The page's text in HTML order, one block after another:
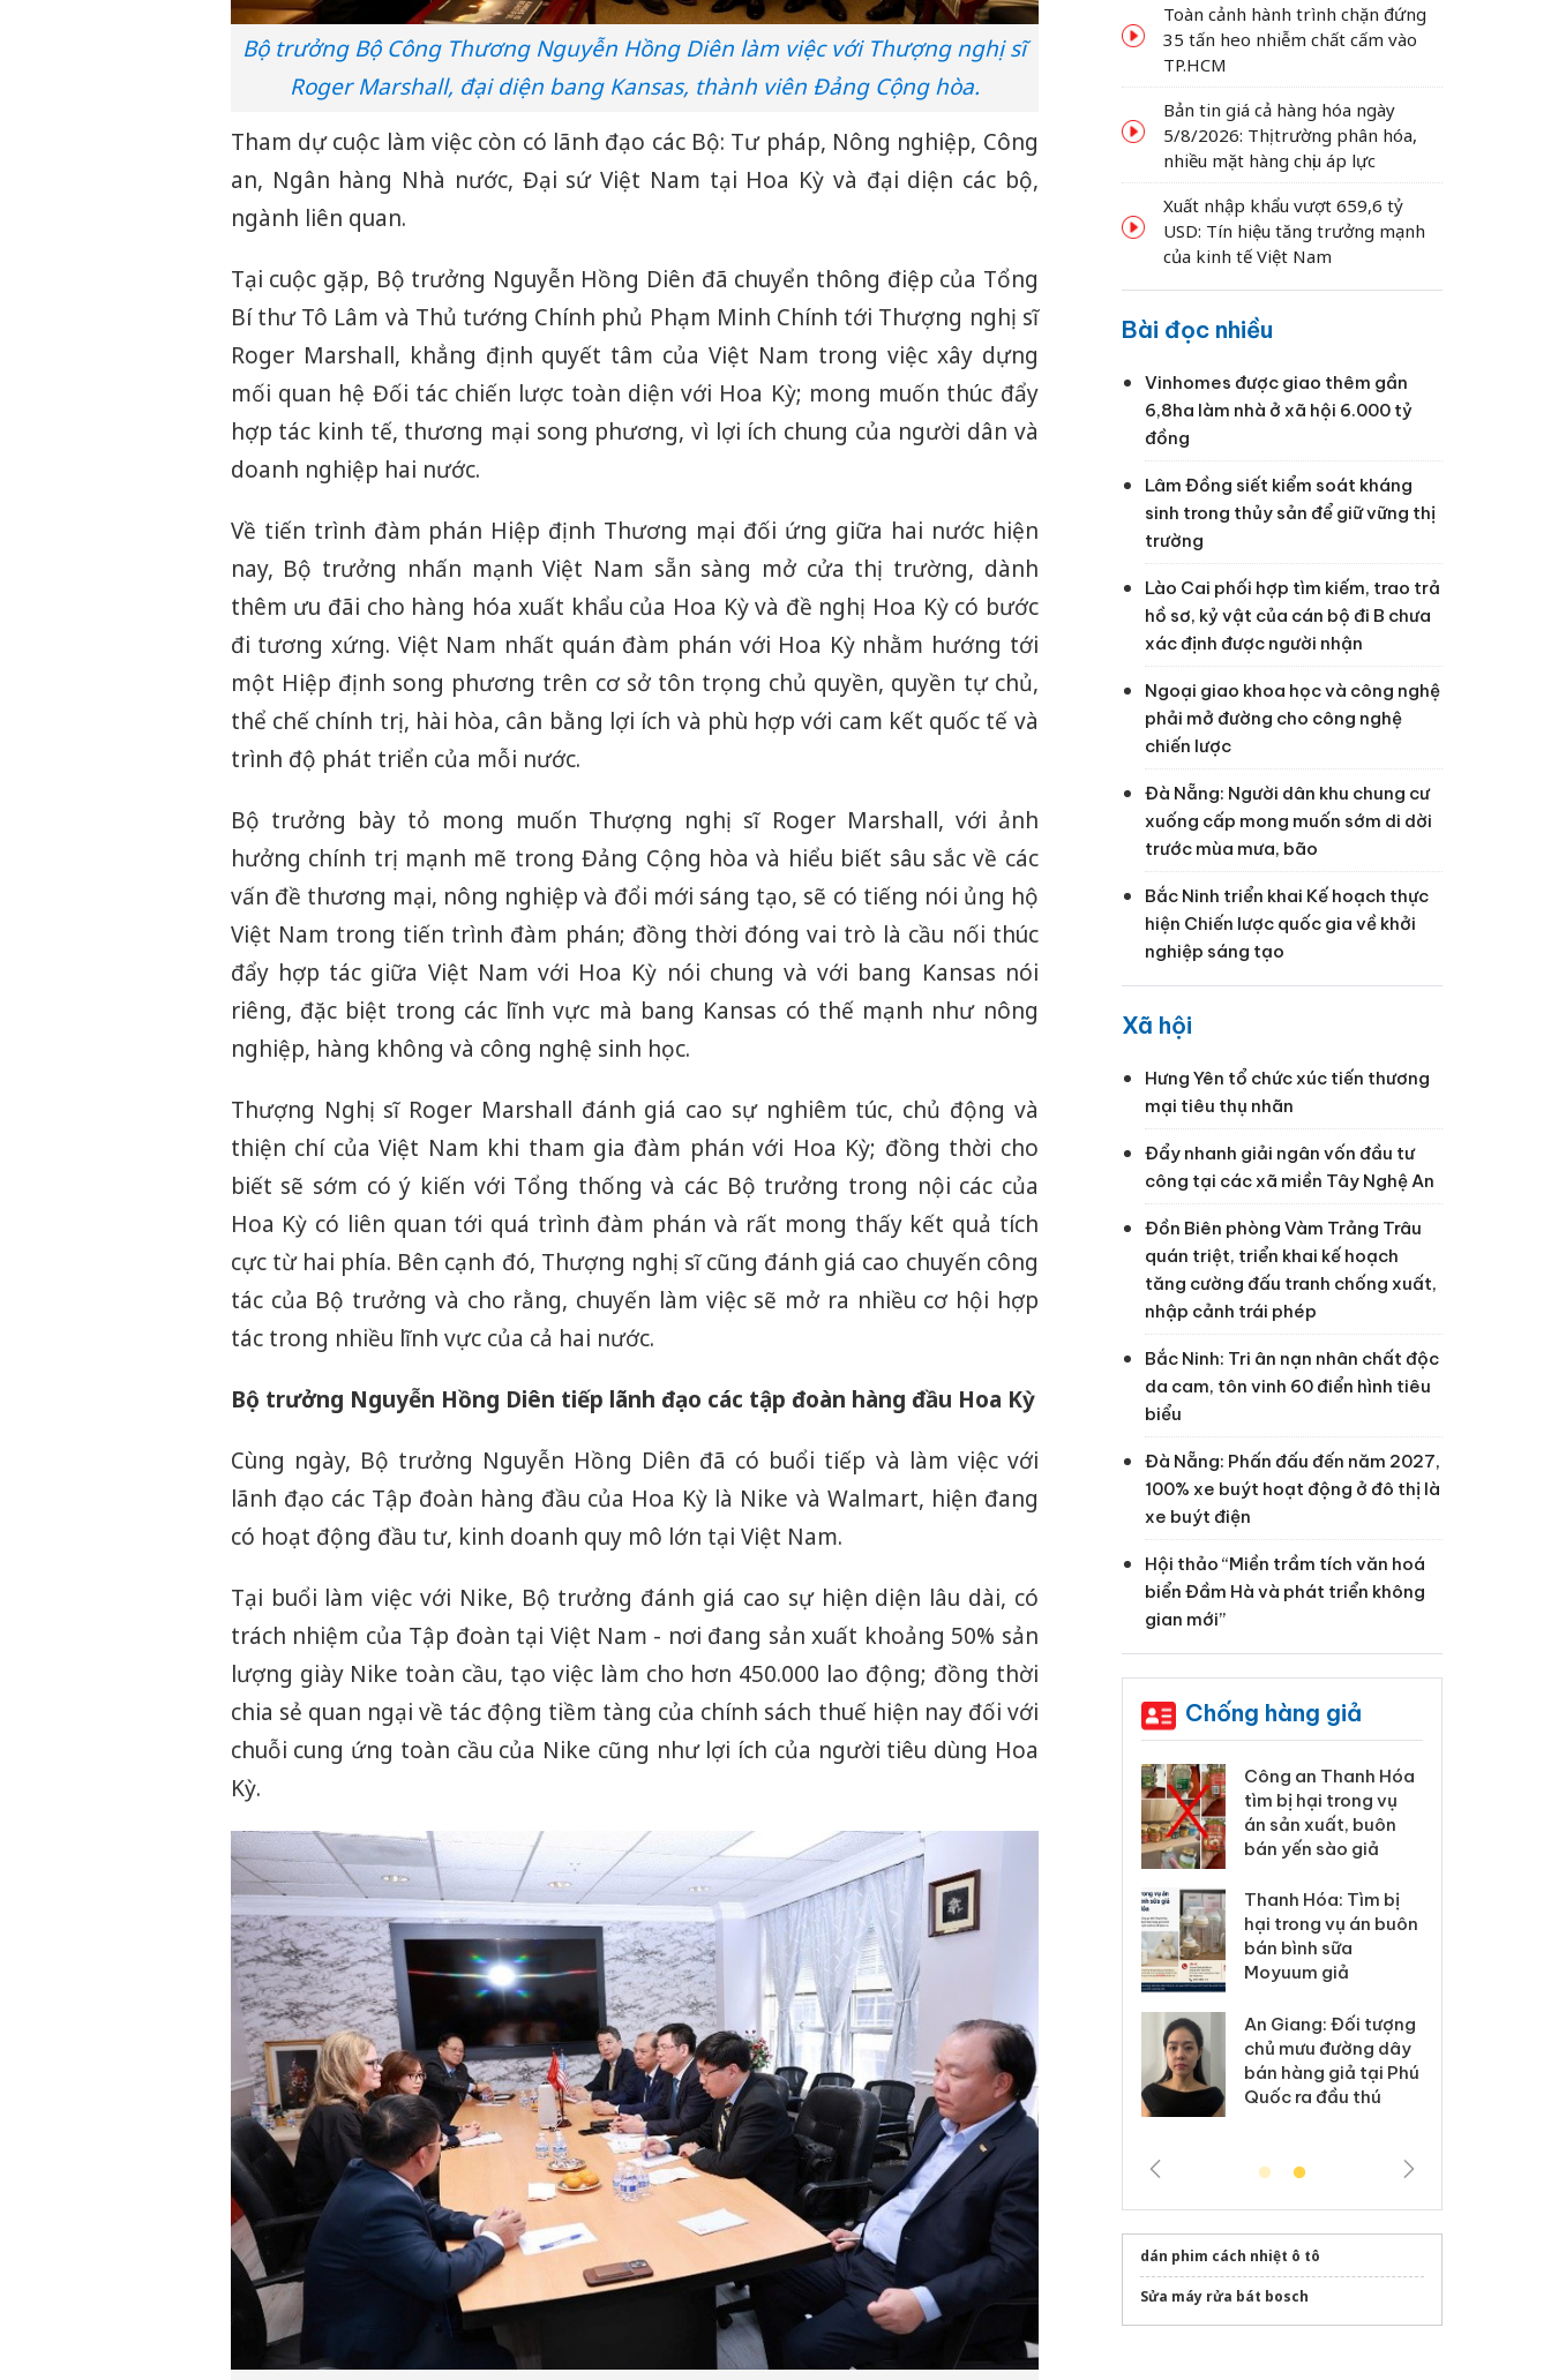
Bộ trưởng Bộ Công Thương Nguyễn Hồng Diên làm việc với Thượng nghị sĩ
Roger Marshall, đại diện bang Kansas, thành viên Đảng Cộng hòa.
Tham dự cuộc làm việc còn có lãnh đạo các Bộ: Tư pháp, Nông nghiệp, Công
an, Ngân hàng Nhà nước, Đại sứ Việt Nam tại Hoa Kỳ và đại diện các bộ,
ngành liên quan.
Tại cuộc gặp, Bộ trưởng Nguyễn Hồng Diên đã chuyển thông điệp của Tổng
Bí thư Tô Lâm và Thủ tướng Chính phủ Phạm Minh Chính tới Thượng nghị sĩ
Roger Marshall, khẳng định quyết tâm của Việt Nam trong việc xây dựng
mối quan hệ Đối tác chiến lược toàn diện với Hoa Kỳ; mong muốn thúc đẩy
hợp tác kinh tế, thương mại song phương, vì lợi ích chung của người dân và
doanh nghiệp hai nước.
Về tiến trình đàm phán Hiệp định Thương mại đối ứng giữa hai nước hiện
nay, Bộ trưởng nhấn mạnh Việt Nam sẵn sàng mở cửa thị trường, dành
thêm ưu đãi cho hàng hóa xuất khẩu của Hoa Kỳ và đề nghị Hoa Kỳ có bước
đi tương xứng. Việt Nam nhất quán đàm phán với Hoa Kỳ nhằm hướng tới
một Hiệp định song phương trên cơ sở tôn trọng chủ quyền, quyền tự chủ,
thể chế chính trị, hài hòa, cân bằng lợi ích và phù hợp với cam kết quốc tế và
trình độ phát triển của mỗi nước.
Bộ trưởng bày tỏ mong muốn Thượng nghị sĩ Roger Marshall, với ảnh
hưởng chính trị mạnh mẽ trong Đảng Cộng hòa và hiểu biết sâu sắc về các
vấn đề thương mại, nông nghiệp và đổi mới sáng tạo, sẽ có tiếng nói ủng hộ
Việt Nam trong tiến trình đàm phán; đồng thời đóng vai trò là cầu nối thúc
đẩy hợp tác giữa Việt Nam với Hoa Kỳ nói chung và với bang Kansas nói
riêng, đặc biệt trong các lĩnh vực mà bang Kansas có thế mạnh như nông
nghiệp, hàng không và công nghệ sinh học.
Thượng Nghị sĩ Roger Marshall đánh giá cao sự nghiêm túc, chủ động và
thiện chí của Việt Nam khi tham gia đàm phán với Hoa Kỳ; đồng thời cho
biết sẽ sớm có ý kiến với Tổng thống và các Bộ trưởng trong nội các của
Hoa Kỳ có liên quan tới quá trình đàm phán và rất mong thấy kết quả tích
cực từ hai phía. Bên cạnh đó, Thượng nghị sĩ cũng đánh giá cao chuyến công
tác của Bộ trưởng và cho rằng, chuyến làm việc sẽ mở ra nhiều cơ hội hợp
tác trong nhiều lĩnh vực của cả hai nước.
Bộ trưởng Nguyễn Hồng Diên tiếp lãnh đạo các tập đoàn hàng đầu Hoa Kỳ
Cùng ngày, Bộ trưởng Nguyễn Hồng Diên đã có buổi tiếp và làm việc với
lãnh đạo các Tập đoàn hàng đầu của Hoa Kỳ là Nike và Walmart, hiện đang
có hoạt động đầu tư, kinh doanh quy mô lớn tại Việt Nam.
Tại buổi làm việc với Nike, Bộ trưởng đánh giá cao sự hiện diện lâu dài, có
trách nhiệm của Tập đoàn tại Việt Nam - nơi đang sản xuất khoảng 50% sản
lượng giày Nike toàn cầu, tạo việc làm cho hơn 450.000 lao động; đồng thời
chia sẻ quan ngại về tác động tiềm tàng của chính sách thuế hiện nay đối với
chuỗi cung ứng toàn cầu của Nike cũng như lợi ích của người tiêu dùng Hoa
Kỳ.
Toàn cảnh hành trình chặn đứng
35 tấn heo nhiễm chất cấm vào
TP.HCM
Bản tin giá cả hàng hóa ngày
5/8/2026: Thị trường phân hóa,
nhiều mặt hàng chịu áp lực
Xuất nhập khẩu vượt 659,6 tỷ
USD: Tín hiệu tăng trưởng mạnh
của kinh tế Việt Nam
Bài đọc nhiều
Vinhomes được giao thêm gần
6,8ha làm nhà ở xã hội 6.000 tỷ
đồng
Lâm Đồng siết kiểm soát kháng
sinh trong thủy sản để giữ vững thị
trường
Lào Cai phối hợp tìm kiếm, trao trả
hồ sơ, kỷ vật của cán bộ đi B chưa
xác định được người nhận
Ngoại giao khoa học và công nghệ
phải mở đường cho công nghệ
chiến lược
Đà Nẵng: Người dân khu chung cư
xuống cấp mong muốn sớm di dời
trước mùa mưa, bão
Bắc Ninh triển khai Kế hoạch thực
hiện Chiến lược quốc gia về khởi
nghiệp sáng tạo
Xã hội
Hưng Yên tổ chức xúc tiến thương
mại tiêu thụ nhãn
Đẩy nhanh giải ngân vốn đầu tư
công tại các xã miền Tây Nghệ An
Đồn Biên phòng Vàm Trảng Trâu
quán triệt, triển khai kế hoạch
tăng cường đấu tranh chống xuất,
nhập cảnh trái phép
Bắc Ninh: Tri ân nạn nhân chất độc
da cam, tôn vinh 60 điển hình tiêu
biểu
Đà Nẵng: Phấn đấu đến năm 2027,
100% xe buýt hoạt động ở đô thị là
xe buýt điện
Hội thảo “Miền trầm tích văn hoá
biển Đầm Hà và phát triển không
gian mới”
Chống hàng giả
bán yến sào giả
Thanh Hóa: Tìm bị
hại trong vụ án buôn
bán bình sữa
Moyuum giả
An Giang: Đối tượng
chủ mưu đường dây
bán hàng giả tại Phú
Quốc ra đầu thú
Hưng Yên: Xử lý 6 hộ
kinh doanh bán hàng
Cà Mau: Tiêu hủy
công khai hàng ngàn
sản phẩm nhập lậu,
bảo vệ môi trường
kinh doanh
Công an Thanh Hóa
tìm bị hại trong vụ
án sản xuất, buôn
bán yến sào giả
Thanh Hóa: Tìm bị
hại trong vụ án buôn
bán bình sữa
Moyuum giả
An Giang: Đối tượng
chủ mưu đường dây
bán hàng giả tại Phú
Quốc ra đầu thú
dán phim cách nhiệt ô tô
Sửa máy rửa bát bosch